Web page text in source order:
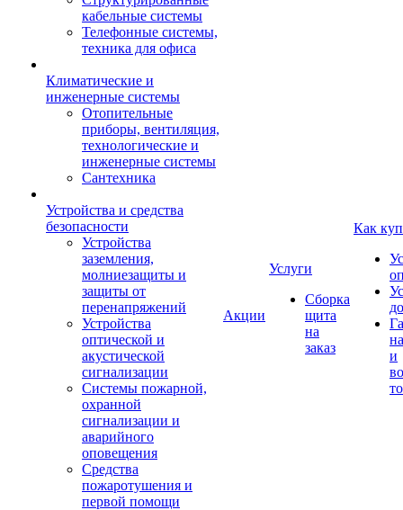
кабельные системы
Телефонные системы,
техника для офиса
Климатические и
инженерные системы
Отопительные
приборы, вентиляция,
технологические и
инженерные системы
Сантехника
Устройства и средства
безопасности
Устройства
заземления,
молниезащиты и
защиты от
перенапряжений
Устройства
оптической и
акустической
сигнализации
Системы пожарной,
охранной
сигнализации и
аварийного
оповещения
Средства
пожаротушения и
первой помощи
Акции
Услуги
Сборка
щита
на
заказ
Как
и